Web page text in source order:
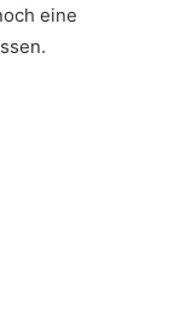
eine